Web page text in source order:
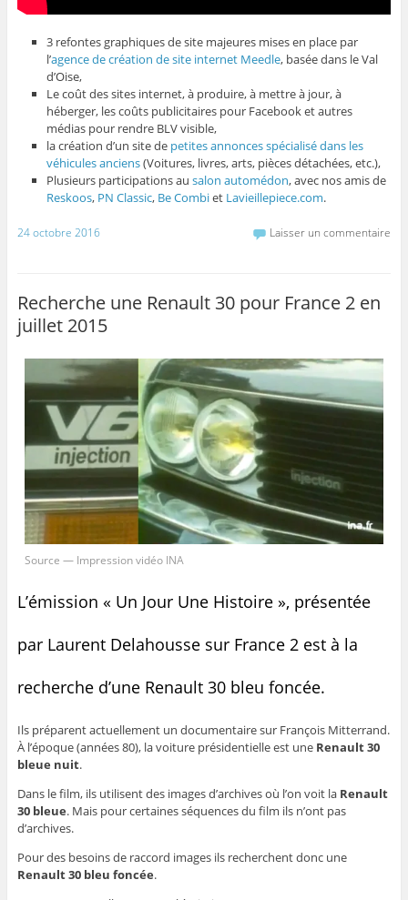
3 refontes graphiques de site majeures mises en place par
l’agence de création de site internet Meedle, basée dans le Val
d’Oise,
Le coût des sites internet, à produire, à mettre à jour, à
héberger, les coûts publicitaires pour Facebook et autres
médias pour rendre BLV visible,
la création d’un site de petites annonces spécialisé dans les
véhicules anciens(Voitures, livres, arts, pièces détachées, etc.),
Plusieurs participations ausalon automédon, avec nos amis de
Reskoos, PN Classic, Be Combiet Lavieillepiece.com.
24 octobre 2016 Laisser un commentaire
Recherche une Renault 30 pour France 2 en
juillet 2015
Source — Impression vidéo INA
L’émission « Un Jour Une Histoire », présentée
par Laurent Delahousse sur France 2 est à la
recherche d’une Renault 30 bleu foncée.
Ils préparent actuellement un documentaire sur François Mitterrand.
À l’époque (années 80), la voiture présidentielle est une Renault 30
bleue nuit.
Dans le film, ils utilisent des images d’archives où l’on voit la Renault
30 bleue. Mais pour certaines séquences du film ils n’ont pas
d’archives.
Pour des besoins de raccord images ils recherchent donc une
Renault 30 bleu foncée.